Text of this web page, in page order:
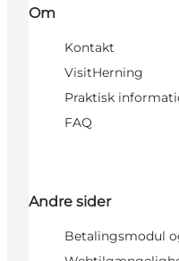
Om
Kontakt
VisitHerning
Praktisk
FAQ
Andre sider
Betalingsmodul